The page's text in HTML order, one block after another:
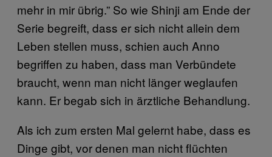
mehr in mir übrig.” So wie Shinji am Ende der
Serie begreift, dass er sich nicht allein dem
Leben stellen muss, schien auch Anno
begriffen zu haben, dass man Verbündete
braucht, wenn man nicht länger weglaufen
kann. Er begab sich in ärztliche Behandlung.
Als ich zum ersten Mal gelernt habe, dass es
Dinge gibt, vor denen man nicht flüchten